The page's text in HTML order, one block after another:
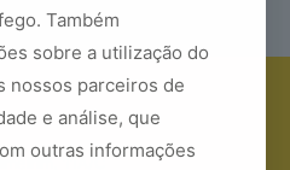
11A/C
Também
sobre a utilização do
nossos parceiros de
e análise, que
outras informações